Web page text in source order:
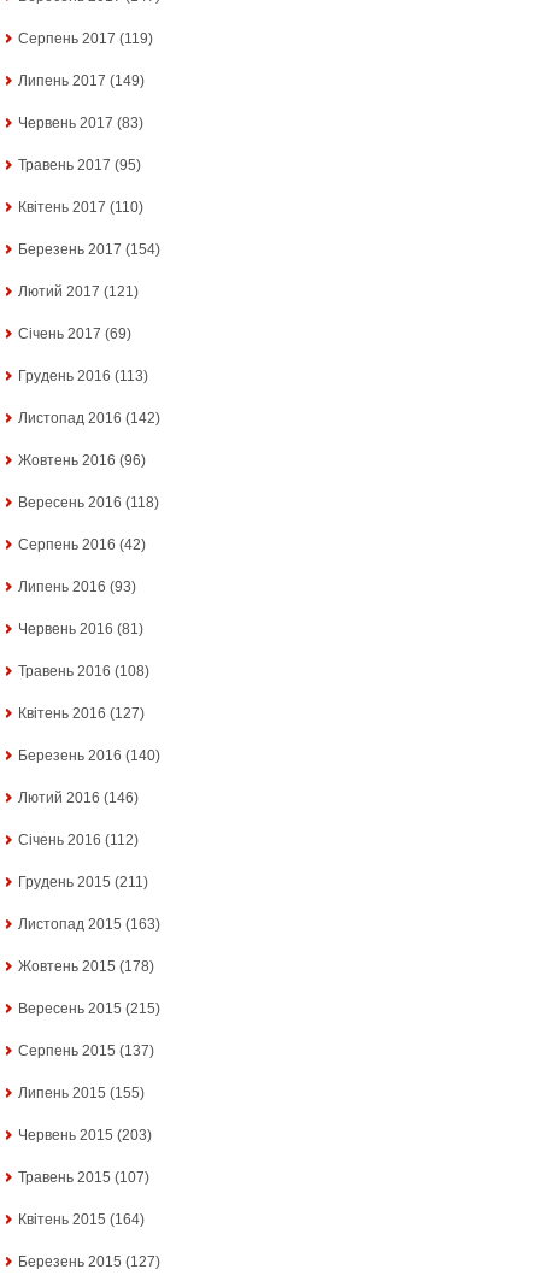
Серпень 2017 (119)
Липень 2017 (149)
Червень 2017 (83)
Травень 2017 (95)
Квітень 2017 (110)
Березень 2017 (154)
Лютий 2017 (121)
Січень 2017 (69)
Грудень 2016 (113)
Листопад 2016 (142)
Жовтень 2016 (96)
Вересень 2016 (118)
Серпень 2016 (42)
Липень 2016 (93)
Червень 2016 (81)
Травень 2016 (108)
Квітень 2016 (127)
Березень 2016 (140)
Лютий 2016 (146)
Січень 2016 (112)
Грудень 2015 (211)
Листопад 2015 (163)
Жовтень 2015 (178)
Вересень 2015 (215)
Серпень 2015 (137)
Липень 2015 (155)
Червень 2015 (203)
Травень 2015 (107)
Квітень 2015 (164)
Березень 2015 (127)